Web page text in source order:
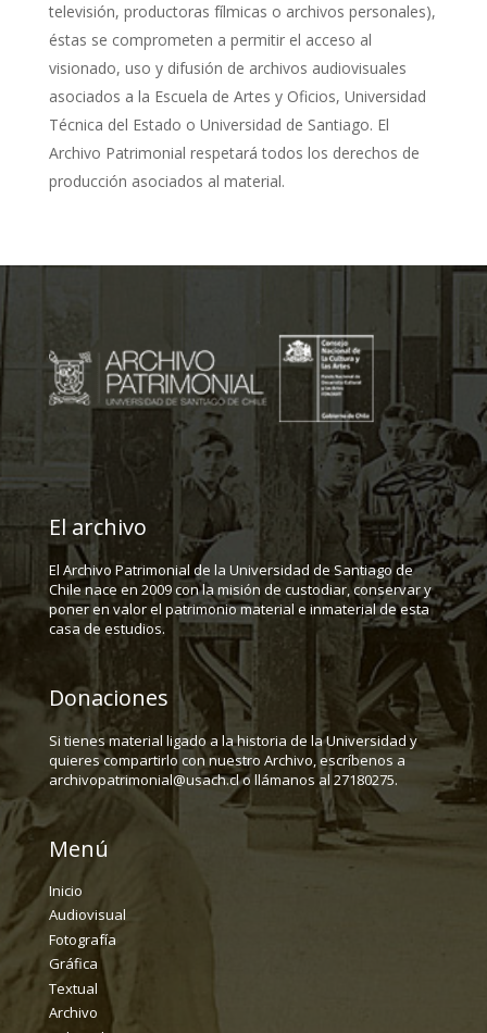
televisión, productoras fílmicas o archivos personales),
éstas se comprometen a permitir el acceso al
visionado, uso y difusión de archivos audiovisuales
asociados a la Escuela de Artes y Oficios, Universidad
Técnica del Estado o Universidad de Santiago. El
Archivo Patrimonial respetará todos los derechos de
producción asociados al material.
El archivo
El Archivo Patrimonial de la Universidad de Santiago de
Chile nace en 2009 con la misión de custodiar, conservar y
poner en valor el patrimonio material e inmaterial de esta
casa de estudios.
Donaciones
Si tienes material ligado a la historia de la Universidad y
quieres compartirlo con nuestro Archivo, escríbenos a
archivopatrimonial@usach.cl o llámanos al 27180275.
Menú
Inicio
Audiovisual
Fotografía
Gráfica
Textual
Archivo